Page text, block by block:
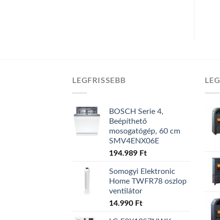
LEGFRISSEBB
BOSCH Serie 4,
Beépíthető
mosogatógép, 60 cm
SMV4ENX06E
194.989 Ft
Somogyi Elektronic
Home TWFR78 oszlop
ventilátor
14.990 Ft